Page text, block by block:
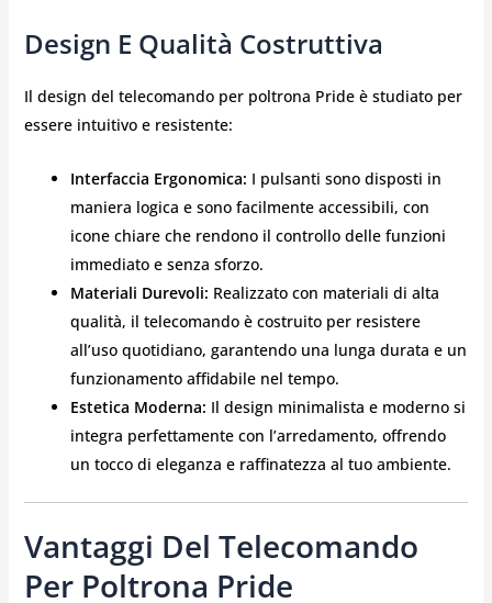
Design E Qualità Costruttiva
Il design del telecomando per poltrona Pride è studiato per
essere intuitivo e resistente:
Interfaccia Ergonomica: I pulsanti sono disposti in
maniera logica e sono facilmente accessibili, con
icone chiare che rendono il controllo delle funzioni
immediato e senza sforzo.
Materiali Durevoli: Realizzato con materiali di alta
qualità, il telecomando è costruito per resistere
all’uso quotidiano, garantendo una lunga durata e un
funzionamento affidabile nel tempo.
Estetica Moderna: Il design minimalista e moderno si
integra perfettamente con l’arredamento, offrendo
un tocco di eleganza e raffinatezza al tuo ambiente.
Vantaggi Del Telecomando
Per Poltrona Pride